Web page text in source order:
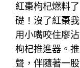
紅棗枸杞燃料
礎！沒了紅棗
用小嘴咬住廖
枸杞推進器。
聲，伴隨著一